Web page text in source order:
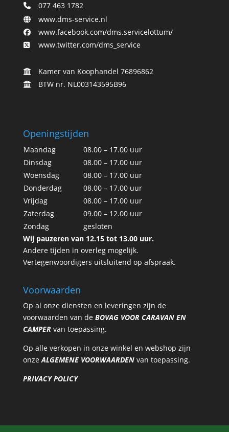
077 463 1782
www.dms-service.nl
www.facebook.com/dms.servicelottum/
www.twitter.com/dms_service
Kamer van Koophandel 76896862
BTW nr. NL003143595B96
Openingstijden
Maandag
08.00 – 17.00 uur
Dinsdag
08.00 – 17.00 uur
Woensdag
08.00 – 17.00 uur
Donderdag
08.00 – 17.00 uur
Vrijdag
08.00 – 17.00 uur
Zaterdag
09.00 – 12.00 uur
Zondag
gesloten
Wij pauzeren van 12.15 tot 13.00 uur.
Andere tijden in overleg mogelijk.
Vertegenwoordigers uitsluitend op afspraak.
Voorwaarden
Op al onze diensten en leveringen zijn de
voorwaarden van de BOVAG VOOR CARAVAN EN
CAMPERvan toepassing.
Op alle verkopen in onze winkel en webshop zijn
onzeALGEMENE VOORWAARDENvan toepassing.
PRIVACY POLICY